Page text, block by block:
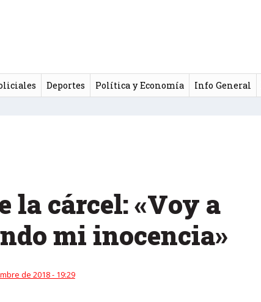
Deportes Política y Economía Info General
la cárcel: «Voy a
mi inocencia»
de 2018 - 19:29